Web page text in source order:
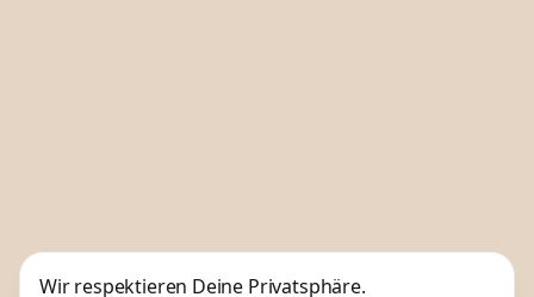
Wir respektieren Deine Privatsphäre.